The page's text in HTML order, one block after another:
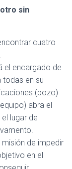
sin
cuatro
el encargado de
todas en su
(pozo)
abra el
lugar de
misión de impedir
en el